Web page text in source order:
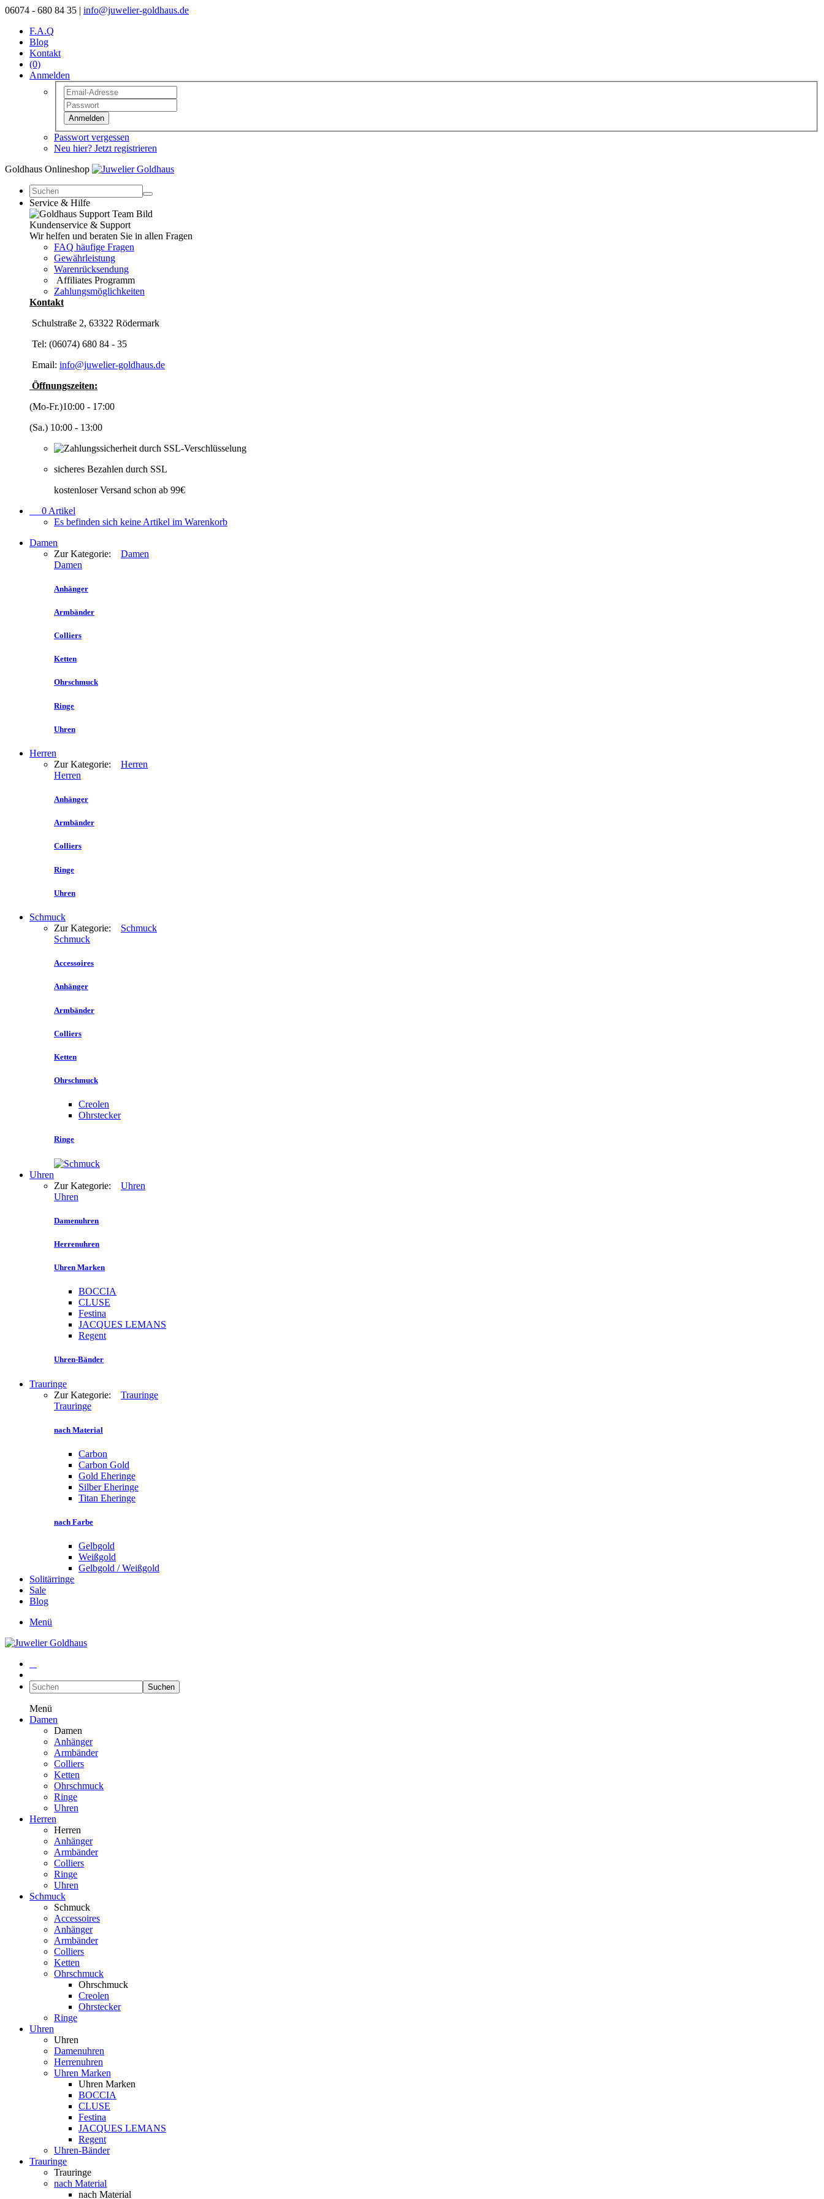
06074 - 680 84 35 | info@juwelier-goldhaus.de
F.A.Q
Blog
Kontakt
(0)
Anmelden
Anmelden
Passwort vergessen
Neu hier? Jetzt registrieren
Goldhaus Onlineshop
Service & Hilfe
Kundenservice & Support
Wir helfen und beraten Sie in allen Fragen
FAQ häufige Fragen
Gewährleistung
Warenrücksendung
Affiliates Programm
Zahlungsmöglichkeiten
Kontakt
Schulstraße 2, 63322 Rödermark
Tel: (06074) 680 84 - 35
Email: info@juwelier-goldhaus.de
Öffnungszeiten:
(Mo-Fr.)10:00 - 17:00
(Sa.) 10:00 - 13:00
sicheres Bezahlen durch SSL
kostenloser Versand schon ab 99€
0 Artikel
Es befinden sich keine Artikel im Warenkorb
Damen
Zur Kategorie: Damen
Damen
Anhänger
Armbänder
Colliers
Ketten
Ohrschmuck
Ringe
Uhren
Herren
Zur Kategorie: Herren
Herren
Anhänger
Armbänder
Colliers
Ringe
Uhren
Schmuck
Zur Kategorie: Schmuck
Schmuck
Accessoires
Anhänger
Armbänder
Colliers
Ketten
Ohrschmuck
Creolen
Ohrstecker
Ringe
Uhren
Zur Kategorie: Uhren
Uhren
Damenuhren
Herrenuhren
Uhren Marken
BOCCIA
CLUSE
Festina
JACQUES LEMANS
Regent
Uhren-Bänder
Trauringe
Zur Kategorie: Trauringe
Trauringe
nach Material
Carbon
Carbon Gold
Gold Eheringe
Silber Eheringe
Titan Eheringe
nach Farbe
Gelbgold
Weißgold
Gelbgold / Weißgold
Solitärringe
Sale
Blog
Menü
Suchen
Menü
Damen
Damen
Anhänger
Armbänder
Colliers
Ketten
Ohrschmuck
Ringe
Uhren
Herren
Herren
Anhänger
Armbänder
Colliers
Ringe
Uhren
Schmuck
Schmuck
Accessoires
Anhänger
Armbänder
Colliers
Ketten
Ohrschmuck
Ohrschmuck
Creolen
Ohrstecker
Ringe
Uhren
Uhren
Damenuhren
Herrenuhren
Uhren Marken
Uhren Marken
BOCCIA
CLUSE
Festina
JACQUES LEMANS
Regent
Uhren-Bänder
Trauringe
Trauringe
nach Material
nach Material